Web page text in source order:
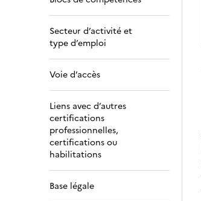
Secteur d’activité et
type d’emploi
Voie d’accès
Liens avec d’autres
certifications
professionnelles,
certifications ou
habilitations
Base légale